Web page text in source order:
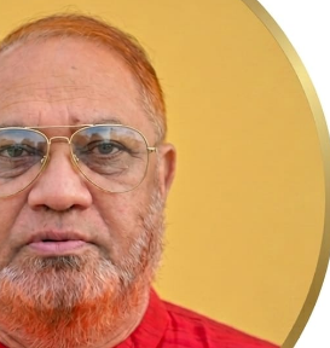
Campus
Show More Results